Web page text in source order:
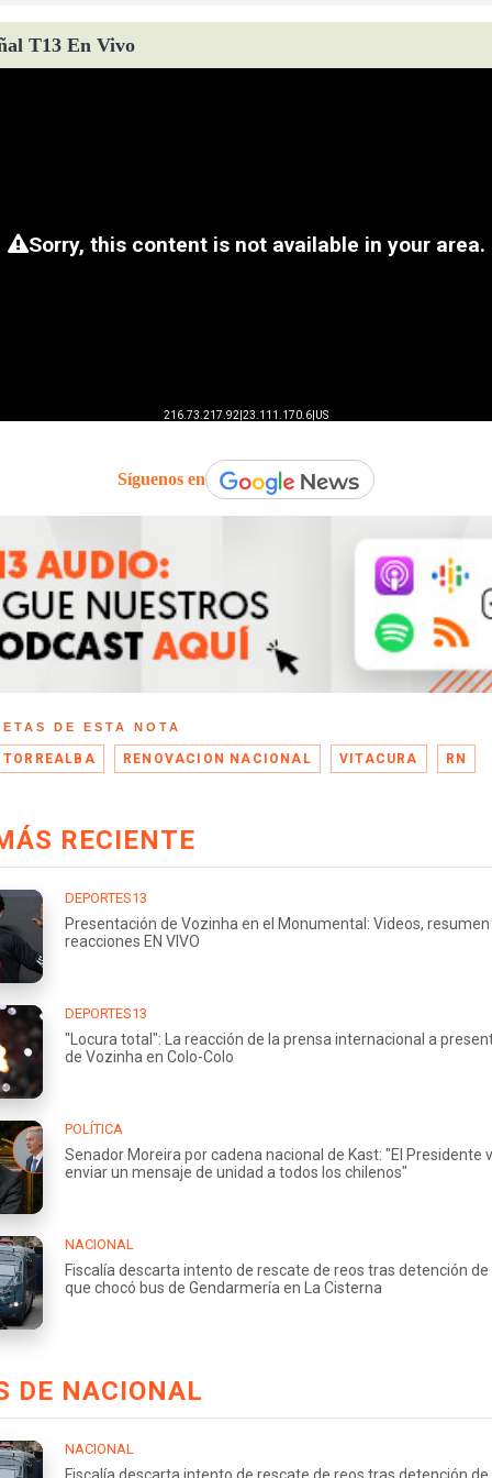
T13 En Vivo
Síguenos en
DE ESTA NOTA
RENOVACION NACIONAL VITACURA RN
RECIENTE
DEPORTES13
Presentación de Vozinha en el Monumental: Videos, resumen
reacciones EN VIVO
DEPORTES13
"Locura total": La reacción de la prensa internacional a
de Vozinha en Colo-Colo
POLÍTICA
Senador Moreira por cadena nacional de Kast: "El Presidente
enviar un mensaje de unidad a todos los chilenos"
NACIONAL
Fiscalía descarta intento de rescate de reos tras detención
que chocó bus de Gendarmería en La Cisterna
DE NACIONAL
NACIONAL